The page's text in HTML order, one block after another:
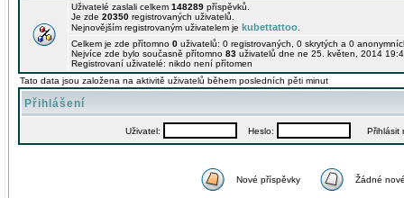
Uživatelé zaslali celkem 148289 příspěvků.
Je zde 20350 registrovaných uživatelů.
Nejnovějším registrovaným uživatelem je kubettattoo
Celkem je zde přítomno 0 uživatelů: 0 registrovaných, 0 skrytých a 0
Nejvíce zde bylo současně přítomno 83 uživatelů dne ne 25. květen, 2014
Registrovaní uživatelé: nikdo není přítomen
Tato data jsou založena na aktivitě uživatelů během posledních pěti minut
Přihlášení
Uživatel: Heslo: Přihlásit
Nové příspěvky Žádné